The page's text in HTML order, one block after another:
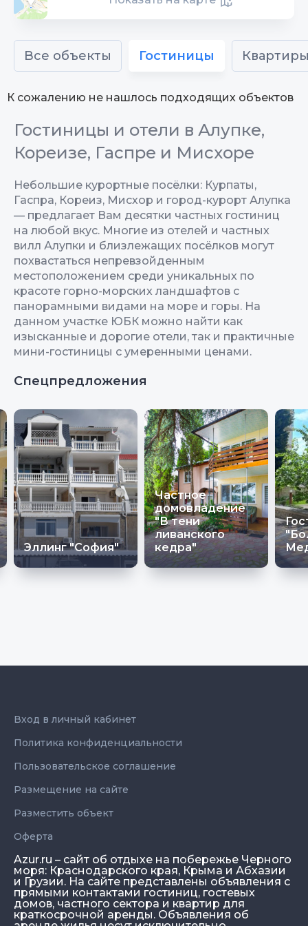
Все объекты Гостиницы
К сожалению не нашлось подходящих объектов
Гостиницы и отели в Алупке,
Кореизе, Гаспре и Мисхоре
Небольшие курортные посёлки: Курпаты,
Гаспра, Кореиз, Мисхор и город-курорт Алупка
— предлагает Вам десятки частных гостиниц
на любой вкус. Многие из отелей и частных
вилл Алупки и близлежащих посёлков могут
похвастаться непревзойденным
местоположением среди уникальных по
красоте горно-морских ландшафтов с
панорамными видами на море и горы. На
данном участке ЮБК можно найти как
изысканные и дорогие отели, так и практичные
мини-гостиницы с умеренными ценами.
Спецпредложения
Эллинг "София"
Частное
домовладение
"В тени
ливанского
кедра"
Azur.ru – сайт об отдыхе на побережье Черного
моря: Краснодарского края, Крыма и Абхазии
и Грузии. На сайте представлены объявления с
прямыми контактами гостиниц, гостевых
домов, частного сектора и квартир для
краткосрочной аренды. Объявления об
Вход в личный кабинет
Политика конфиденциальности
Пользовательское соглашение
Размещение на сайте
Разместить объект
Оферта